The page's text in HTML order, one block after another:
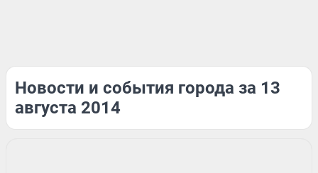
Новости и события города за 13
августа 2014